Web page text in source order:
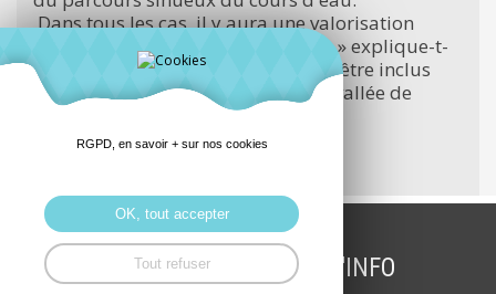
Dans tous les cas, il y aura une valorisation
paysagère et pédagogique du site » explique-t-
il. Le sentier devrait même à terme être inclus
dans un itinéraire « entre Goëlo et vallée de
La suite
INSCRIPTION LETTRE D'INFO
RGPD, en savoir + sur nos cookies
OK, tout accepter
Tout refuser